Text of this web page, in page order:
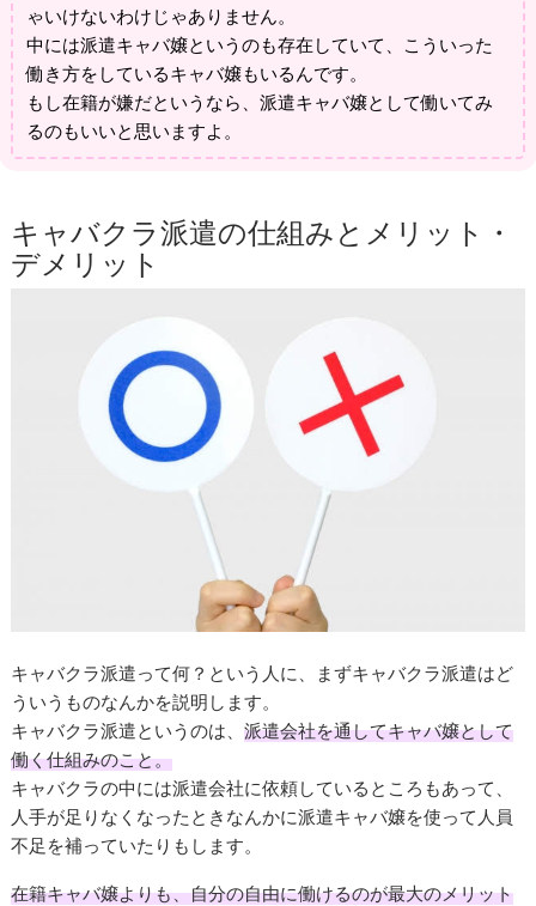
ゃいけないわけじゃありません。
中には派遣キャバ嬢というのも存在していて、こういった
働き方をしているキャバ嬢もいるんです。
もし在籍が嫌だというなら、派遣キャバ嬢として働いてみ
るのもいいと思いますよ。
キャバクラ派遣の仕組みとメリット・
デメリット
キャバクラ派遣って何？という人に、まずキャバクラ派遣はど
ういうものなんかを説明します。
キャバクラ派遣というのは、派遣会社を通してキャバ嬢として
働く仕組みのこと。
キャバクラの中には派遣会社に依頼しているところもあって、
人手が足りなくなったときなんかに派遣キャバ嬢を使って人員
不足を補っていたりもします。
在籍キャバ嬢よりも、自分の自由に働けるのが最大のメリット